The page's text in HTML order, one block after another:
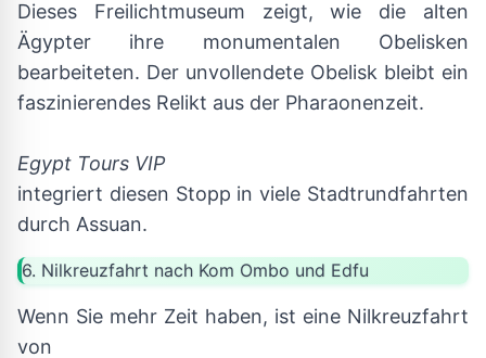
Dieses Freilichtmuseum zeigt, wie die alten
Ägypter ihre monumentalen Obelisken
bearbeiteten. Der unvollendete Obelisk bleibt ein
faszinierendes Relikt aus der Pharaonenzeit.
Egypt Tours VIP
integriert diesen Stopp in viele Stadtrundfahrten
durch Assuan.
6. Nilkreuzfahrt nach Kom Ombo und Edfu
Wenn Sie mehr Zeit haben, ist eine Nilkreuzfahrt
von